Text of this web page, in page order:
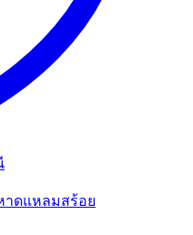
าดแหลมสร้อย